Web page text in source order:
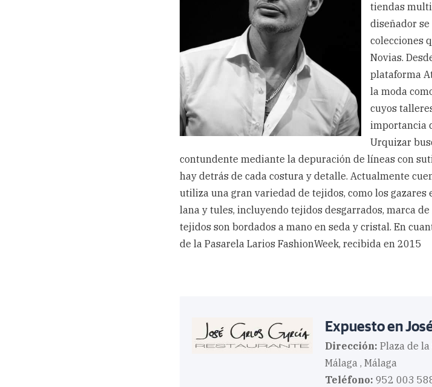
tiendas
diseñador se
colecciones
Novias.
plataforma
la moda
cuyos
importancia
Urquizar
contundente mediante la depuración de líneas con
hay detrás de cada costura y detalle. Actualmente
utiliza una gran variedad de tejidos, como los gazares
lana y tules, incluyendo tejidos desgarrados, marca de
tejidos son bordados a mano en seda y cristal. En
de la Pasarela Larios FashionWeek, recibida en 2015
Expuesto en
Dirección: Plaza de
Málaga , Málaga
Teléfono: 952 003